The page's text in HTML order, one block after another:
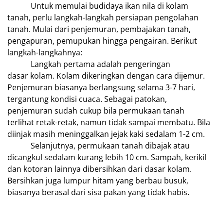
Untuk memulai budidaya ikan nila di kolam
tanah, perlu langkah-langkah persiapan pengolahan
tanah. Mulai dari penjemuran, pembajakan tanah,
pengapuran, pemupukan hingga pengairan. Berikut
langkah-langkahnya:
Langkah pertama adalah pengeringan
dasar kolam. Kolam dikeringkan dengan cara dijemur.
Penjemuran biasanya berlangsung selama 3-7 hari,
tergantung kondisi cuaca. Sebagai patokan,
penjemuran sudah cukup bila permukaan tanah
terlihat retak-retak, namun tidak sampai membatu. Bila
diinjak masih meninggalkan jejak kaki sedalam 1-2 cm.
Selanjutnya, permukaan tanah dibajak atau
dicangkul sedalam kurang lebih 10 cm. Sampah, kerikil
dan kotoran lainnya dibersihkan dari dasar kolam.
Bersihkan juga lumpur hitam yang berbau busuk,
biasanya berasal dari sisa pakan yang tidak habis.